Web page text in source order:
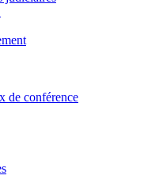
de conférence